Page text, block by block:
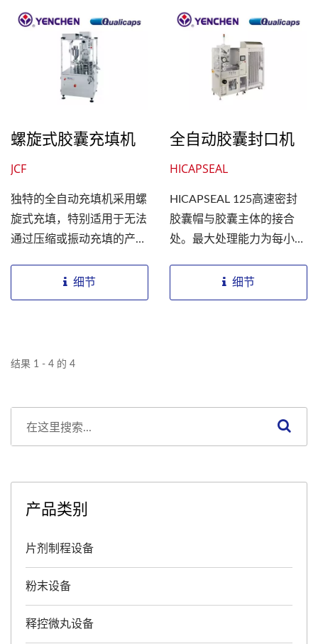
此充填机也能实现高精度的
充填。 Agent...
螺旋式胶囊充填机
JCF
独特的全自动充填机采用螺
旋式充填，特别适用于无法
通过压缩或振动充填的产
设计小巧，适合小尺寸，能
最大限度地利用生产空
细节
全自动胶囊封口机
HICAPSEAL
HICAPSEAL 125高速密封
胶囊帽与胶囊主体的接合
处。最大处理能力为每小时
位置调整机能、颜色检查机
能。密封位置可透过各个罗
具简单拆下，乘载架附有防
细节
结果 1 - 4 的 4
产品类别
片剂制程设备
粉末设备
释控微丸设备